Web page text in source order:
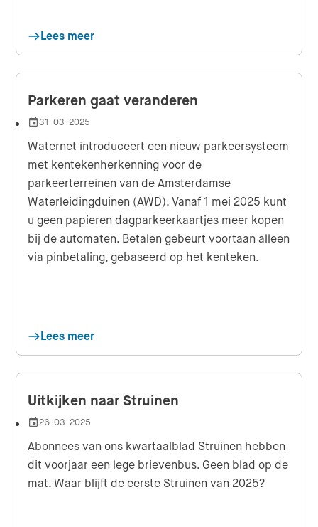
Lees meer
Parkeren gaat veranderen
Datum
31-03-2025
Waternet introduceert een nieuw parkeersysteem
met kentekenherkenning voor de
parkeerterreinen van de Amsterdamse
Waterleidingduinen (AWD). Vanaf 1 mei 2025 kunt
u geen papieren dagparkeerkaartjes meer kopen
bij de automaten. Betalen gebeurt voortaan alleen
via pinbetaling, gebaseerd op het kenteken.
Lees meer
Uitkijken naar Struinen
Datum
26-03-2025
Abonnees van ons kwartaalblad Struinen hebben
dit voorjaar een lege brievenbus. Geen blad op de
mat. Waar blijft de eerste Struinen van 2025?